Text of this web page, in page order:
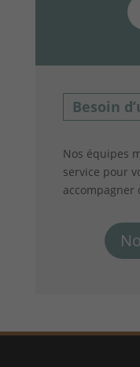
Besoin
Nos équipes
service pour
accompagner